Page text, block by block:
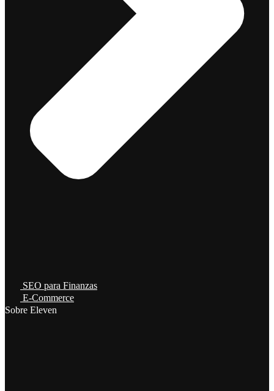
SEO para Finanzas
E-Commerce
Sobre Eleven